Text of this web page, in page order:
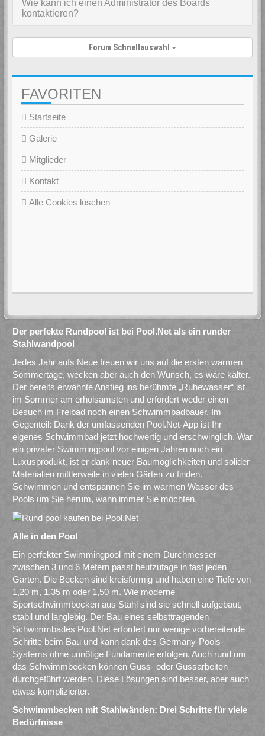
Wie kann ich einen Administrator des Boards
kontaktieren?
Forum Schnellauswahl
FAVORITEN
Startseite
Galerie
Mitglieder
Kontakt
Alle Cookies löschen
Der perfekte Rundpool ist bei Pool.Net als ein runder
Stahlwandpool
Jedes Jahr aufs Neue freuen wir uns auf die ersten warmen
Sommertage, wecken aber auch den Wunsch, es wäre kälter.
Der bereits erwähnte Anstieg ins berühmte „Ruhewasser“ ist
im Sommer am erholsamsten und erfordert weder einen
Besuch im Freibad noch einen Schwimmbadbauer. Im
Gegenteil: Dank der umfassenden Pool.Net-App ist Ihr
eigenes Schwimmbad jetzt hochwertig und erschwinglich. War
ein privater Swimmingpool vor einigen Jahren noch ein
Luxusprodukt, ist er dank neuer Baumöglichkeiten und solider
Materialien mittlerweile in vielen Gärten zu finden.
Schwimmen und entspannen Sie im warmen Wasser des
Pools um Sie herum, wann immer Sie möchten.
Alle in den Pool
Ein perfekter Swimmingpool mit einem Durchmesser
zwischen 3 und 6 Metern passt heutzutage in fast jeden
Garten. Die Becken sind kreisförmig und haben eine Tiefe von
1,20 m, 1,35 m oder 1,50 m. Wie moderne
Sportschwimmbecken aus Stahl sind sie schnell aufgebaut,
stabil und langlebig. Der Bau eines selbsttragenden
Schwimmbades Pool.Net erfordert nur wenige vorbereitende
Schritte beim Bau und kann dank des Germany-Pools-
Systems ohne unnötige Fundamente erfolgen. Auch rund um
das Schwimmbecken können Guss- oder Gussarbeiten
durchgeführt werden. Diese Lösungen sind besser, aber auch
etwas komplizierter.
Schwimmbecken mit Stahlwänden: Drei Schritte für viele
Bedürfnisse